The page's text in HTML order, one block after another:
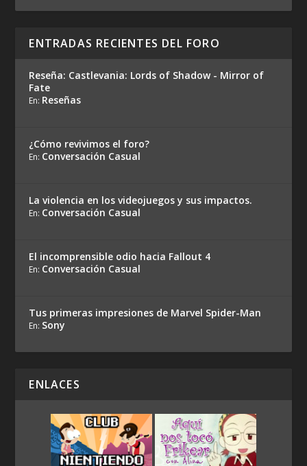
ENTRADAS RECIENTES DEL FORO
Reseña: Castlevania: Lords of Shadow - Mirror of
Fate
En: Reseñas
¿Cómo revivimos el foro?
En: Conversación Casual
La violencia en los videojuegos y sus impactos.
En: Conversación Casual
El incomprensible odio hacia Fallout 4
En: Conversación Casual
Tus primeras impresiones de Marvel Spider-Man
En: Sony
ENLACES